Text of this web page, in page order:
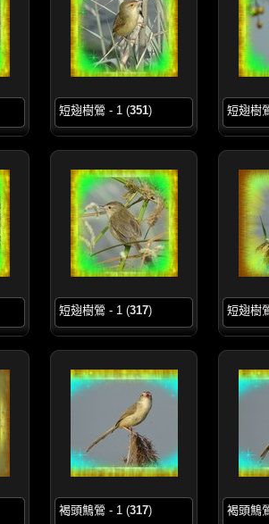
短翅樹鶯 - 1 (351) 短翅樹
短翅樹鶯 - 1 (317) 短翅樹
褐頭鷦鶯 - 1 (317) 褐頭鷦